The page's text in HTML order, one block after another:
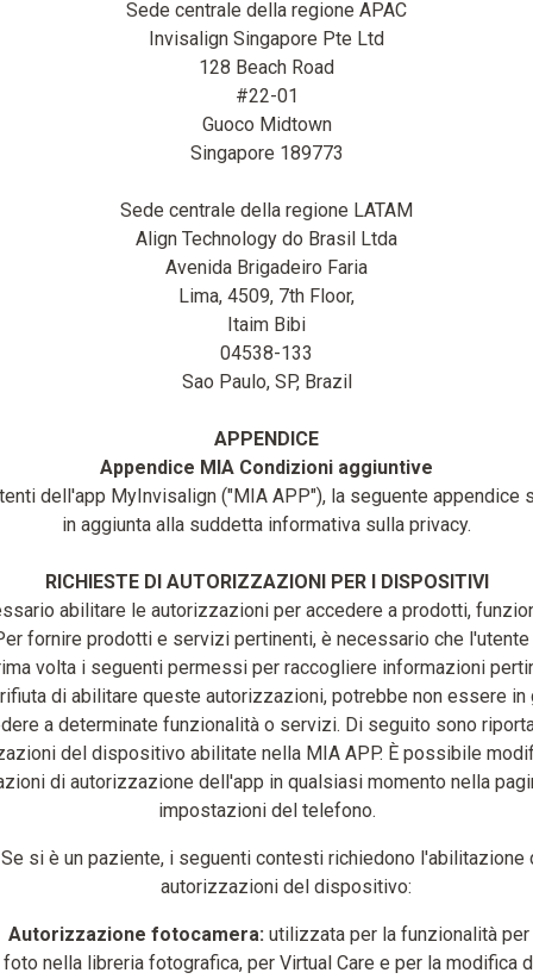
Sede centrale della regione APAC
Invisalign Singapore Pte Ltd
128 Beach Road
#22-01
Guoco Midtown
Singapore 189773
Sede centrale della regione LATAM
Align Technology do Brasil Ltda
Avenida Brigadeiro Faria
Lima, 4509, 7th Floor,
Itaim Bibi
04538-133
Sao Paulo, SP, Brazil
APPENDICE
Appendice MIA Condizioni aggiuntive
dell'app MyInvisalign ("MIA APP"), la seguente appendice
in aggiunta alla suddetta informativa sulla privacy.
RICHIESTE DI AUTORIZZAZIONI PER I DISPOSITIVI
abilitare le autorizzazioni per accedere a prodotti,
fornire prodotti e servizi pertinenti, è necessario che
volta i seguenti permessi per raccogliere informazioni
di abilitare queste autorizzazioni, potrebbe non essere in
a determinate funzionalità o servizi. Di seguito sono
del dispositivo abilitate nella MIA APP. È possibile
di autorizzazione dell'app in qualsiasi momento nella
impostazioni del telefono.
Se si è un paziente, i seguenti contesti richiedono l'abilitazione
autorizzazioni del dispositivo:
Autorizzazione fotocamera: utilizzata per la funzionalità
foto nella libreria fotografica, per Virtual Care e per la modifica